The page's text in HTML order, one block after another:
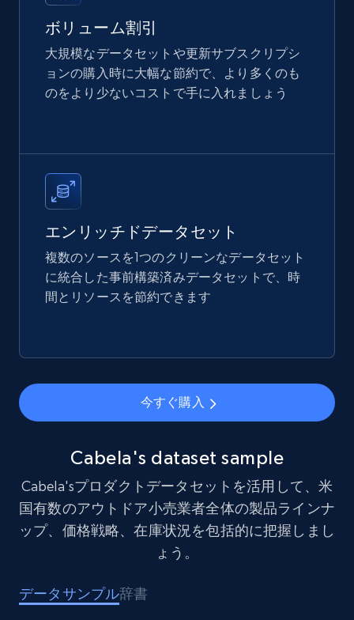
price, and more.
eCommerce
1.9K+ 323+ 今すぐ購入
Amazon best seller products
Title, Seller name, Brand, Description, Initial
more.
eCommerce
Amazon products search
price, Currency, Sold, and more.
eCommerce
ボリューム割引
大規模なデータセットや更新サブスクリプシ
ョンの購入時に大幅な節約で、より多くのも
のをより少ないコストで手に入れましょう
エンリッチドデータセット
複数のソースを1つのクリーンなデータセット
に統合した事前構築済みデータセットで、時
間とリソースを節約できます
今すぐ購入
Cabela's dataset sample
Cabela'sプロダクトデータセットを活用して、米
国有数のアウトドア小売業者全体の製品ラインナ
ップ、価格戦略、在庫状況を包括的に把握しまし
ょう。
データサンプル辞書